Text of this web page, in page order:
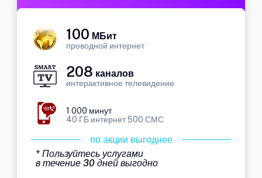
100 МБит
проводной интернет
208 каналов
интерактивное телевидение
1 000 минут
40 ГБ интернет 500 СМС
по акции выгоднее
* Пользуйтесь услугами
в течение 30 дней выгодно